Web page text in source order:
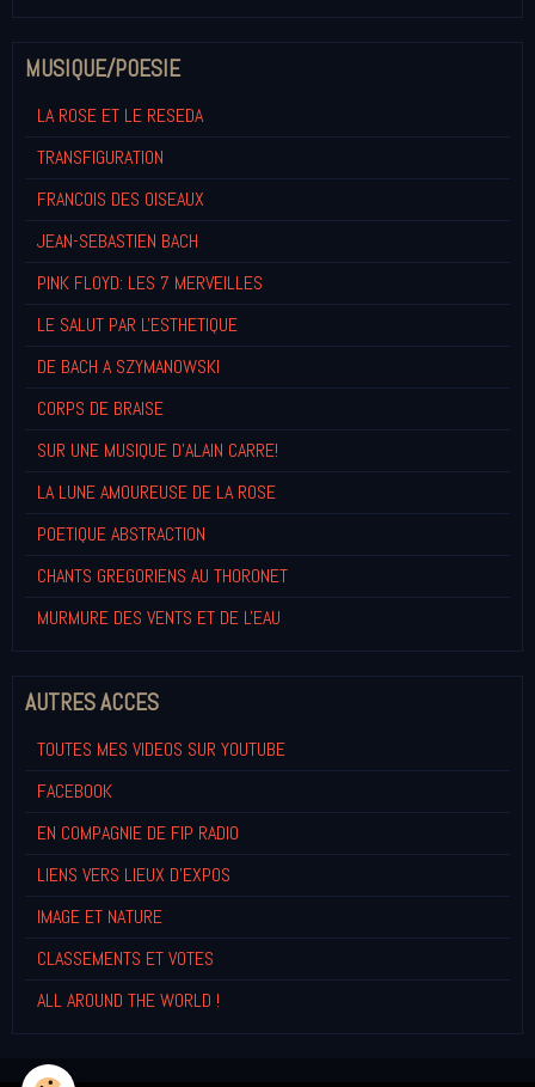
MUSIQUE/POESIE
LA ROSE ET LE RESEDA
TRANSFIGURATION
FRANCOIS DES OISEAUX
JEAN-SEBASTIEN BACH
PINK FLOYD: LES 7 MERVEILLES
LE SALUT PAR L'ESTHETIQUE
DE BACH A SZYMANOWSKI
CORPS DE BRAISE
SUR UNE MUSIQUE D'ALAIN CARRE!
LA LUNE AMOUREUSE DE LA ROSE
POETIQUE ABSTRACTION
CHANTS GREGORIENS AU THORONET
MURMURE DES VENTS ET DE L'EAU
AUTRES ACCES
TOUTES MES VIDEOS SUR YOUTUBE
FACEBOOK
EN COMPAGNIE DE FIP RADIO
LIENS VERS LIEUX D'EXPOS
IMAGE ET NATURE
CLASSEMENTS ET VOTES
ALL AROUND THE WORLD !